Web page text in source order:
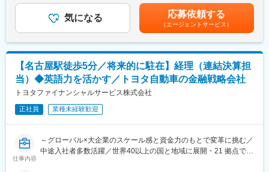
NV（防音部品）も手掛ける当社では、EV車に対応した、走行音
を防止する事のできる部品など業界の動向に合わせて変化をして
います。
変更の範囲：全ての業務への配置転換の可能性あり
■当社について：
当社は1956年の創立以来、日本におけるアニメーションのパイオ
ニアとして、60年以上の長きに渡りアニメーション製作の第1線
て13,335話※という、日本最多級、世界有数の規模です。（※2024
年6月末現在）
現在、日本のアニメーションは世界各国で劇場公開・放送・配信
され高い人気を集めています。海外で当社作品を通じて友好の輪
が広がることも少なくありません。
更に、近年のデジタル技術の進化により、国内外でコンテンツの
活用機会は飛躍的に伸びています。当社が誇るコンテンツが真価
を発揮するのは、正にこれからです。
変更の範囲：会社の定める業務
前年度実績：年額60万円賃金はあくまでも目安の金額であり、選
考を通じて上下する可能性があります。月給(月額)は固定手当を含
めた表記です。
気になる 応募依頼する
（エージェントサービス）
【名古屋駅徒歩5分／将来的に駐在】経理（連結決算担
当）◆英語力を活かす／トヨタ自動車の金融戦略会社
トヨタファイナンシャルサービス株式会社
正社員 業種未経験歓迎
仕事内容
～グローバル×大企業のスケール感と資金力のもとで変革に挑む／
中途入社者多数活躍／世界40以上の国と地域に展開・21 拠点で駐